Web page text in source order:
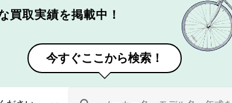
買取実績を掲載中！
今すぐここから検索！